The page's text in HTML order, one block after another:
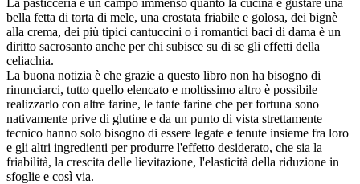
bella fetta di torta di mele, una crostata friabile e golosa, dei bignè
alla crema, dei più tipici cantuccini o i romantici baci di dama è un
diritto sacrosanto anche per chi subisce su di se gli effetti della
celiachia.
La buona notizia è che grazie a questo libro non ha bisogno di
rinunciarci, tutto quello elencato e moltissimo altro è possibile
realizzarlo con altre farine, le tante farine che per fortuna sono
nativamente prive di glutine e da un punto di vista strettamente
tecnico hanno solo bisogno di essere legate e tenute insieme fra loro
e gli altri ingredienti per produrre l'effetto desiderato, che sia la
friabilità, la crescita delle lievitazione, l'elasticità della riduzione in
sfoglie e così via.